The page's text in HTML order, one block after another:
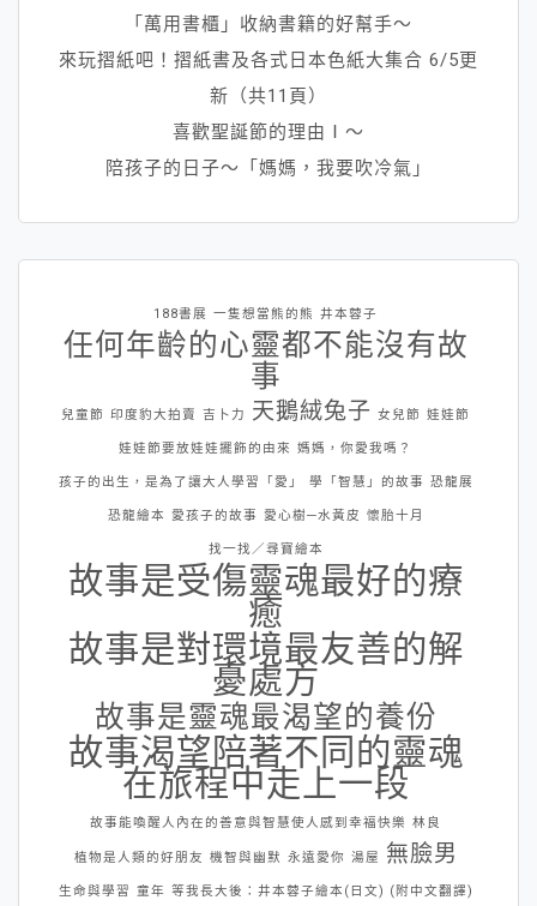
「萬用書櫃」收納書籍的好幫手～
來玩摺紙吧！摺紙書及各式日本色紙大集合 6/5更
新（共11頁）
喜歡聖誕節的理由Ⅰ～
陪孩子的日子～「媽媽，我要吹冷氣」
188書展 一隻想當熊的熊 井本蓉子
任何年齡的心靈都不能沒有故
事
兒童節 印度豹大拍賣 吉卜力 天鵝絨兔子 女兒節 娃娃節
娃娃節要放娃娃擺飾的由來 媽媽，你愛我嗎？
孩子的出生，是為了讓大人學習「愛」 學「智慧」的故事 恐龍展
恐龍繪本 愛孩子的故事 愛心樹─水黃皮 懷胎十月
找一找／尋寶繪本
故事是受傷靈魂最好的療
癒
故事是對環境最友善的解
憂處方
故事是靈魂最渴望的養份
故事渴望陪著不同的靈魂
在旅程中走上一段
故事能喚醒人內在的善意與智慧使人感到幸福快樂 林良
植物是人類的好朋友 機智與幽默 永遠愛你 湯屋 無臉男
生命與學習 童年 等我長大後：井本蓉子繪本(日文) (附中文翻譯)